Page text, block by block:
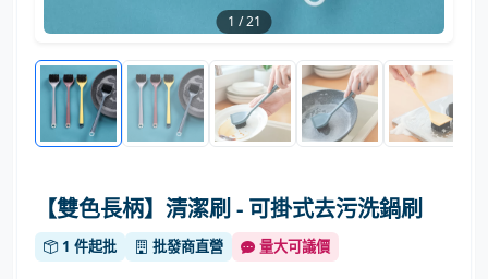
1 /21
【雙色長柄】清潔刷 - 可掛式去污洗鍋刷
1 件起批 批發商直營 量大可議價